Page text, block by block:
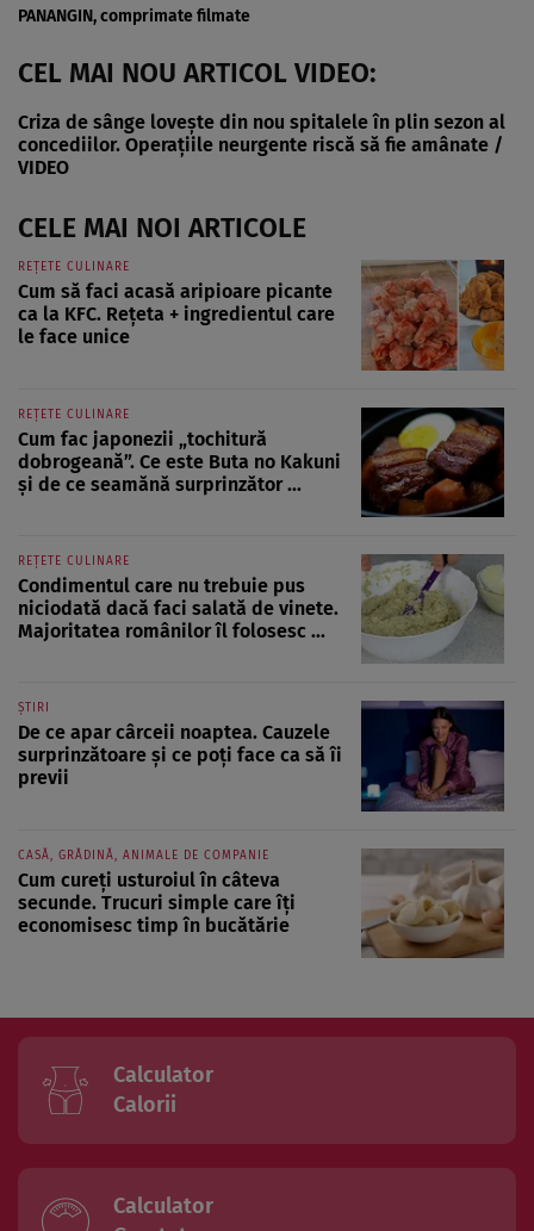
PANANGIN, comprimate filmate
CEL MAI NOU ARTICOL VIDEO:
Criza de sânge lovește din nou spitalele în plin sezon al
concediilor. Operațiile neurgente riscă să fie amânate /
VIDEO
CELE MAI NOI ARTICOLE
REȚETE CULINARE
Cum să faci acasă aripioare picante
ca la KFC. Rețeta + ingredientul care
le face unice
REȚETE CULINARE
Cum fac japonezii „tochitură
dobrogeană”. Ce este Buta no Kakuni
și de ce seamănă surprinzător ...
REȚETE CULINARE
Condimentul care nu trebuie pus
niciodată dacă faci salată de vinete.
Majoritatea românilor îl folosesc ...
ȘTIRI
De ce apar cârceii noaptea. Cauzele
surprinzătoare și ce poți face ca să îi
previi
CASĂ, GRĂDINĂ, ANIMALE DE COMPANIE
Cum cureți usturoiul în câteva
secunde. Trucuri simple care îți
economisesc timp în bucătărie
Calculator
Calorii
Calculator